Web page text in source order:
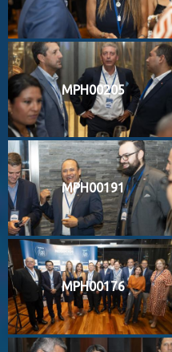
MPH00205
MPH00191
MPH00176